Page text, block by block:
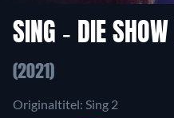
SING - DIE SHOW
(2021)
Originaltitel: Sing 2